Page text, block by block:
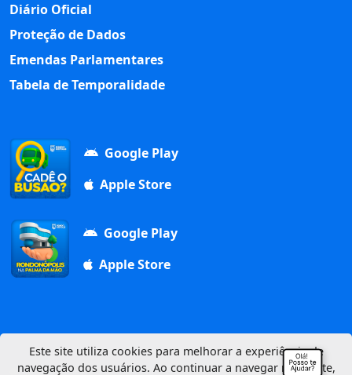
Diário Oficial
Proteção de Dados
Emendas Parlamentares
Tabela de Temporalidade
Google Play
Apple Store
Google Play
Apple Store
Este site utiliza cookies para melhorar a experiência de
navegação dos usuários. Ao continuar a navegar neste site,